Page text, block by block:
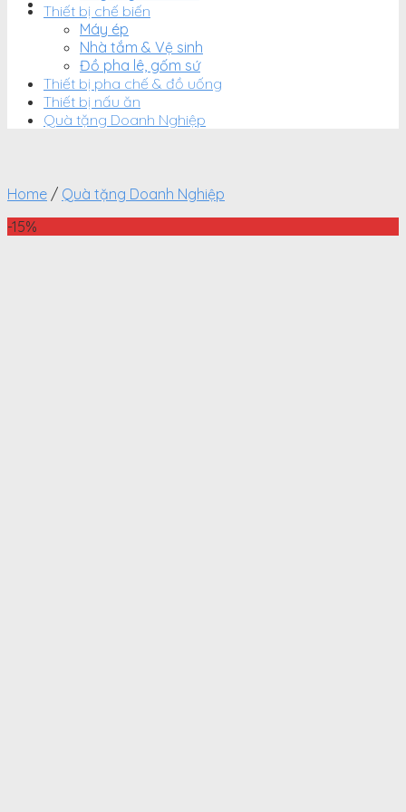
Thiết bị chế biến
Máy ép
Nhà tắm & Vệ sinh
Đồ pha lê, gốm sứ
Thiết bị pha chế & đồ uống
Thiết bị nấu ăn
Quà tặng Doanh Nghiệp
Home / Quà tặng Doanh Nghiệp
-15%